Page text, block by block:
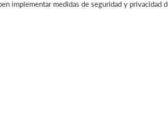
implementar medidas de seguridad y